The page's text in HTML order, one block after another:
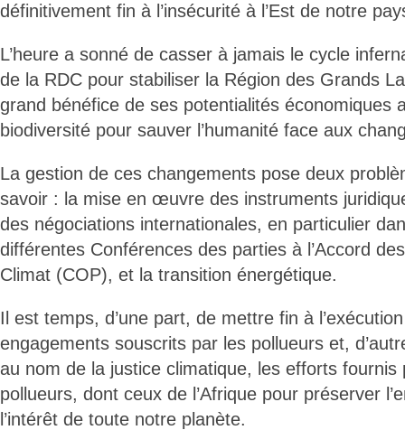
définitivement fin à l’insécurité à l’Est de notre
L’heure a sonné de casser à jamais le cycle
de la RDC pour stabiliser la Région des Grands
grand bénéfice de ses potentialités économiques
biodiversité pour sauver l’humanité face aux
La gestion de ces changements pose deux
savoir : la mise en œuvre des instruments
des négociations internationales, en particulier
différentes Conférences des parties à l’Accord
Climat (COP), et la transition énergétique.
Il est temps, d’une part, de mettre fin à
engagements souscrits par les pollueurs et,
au nom de la justice climatique, les efforts fournis
pollueurs, dont ceux de l’Afrique pour préserver
l’intérêt de toute notre planète.